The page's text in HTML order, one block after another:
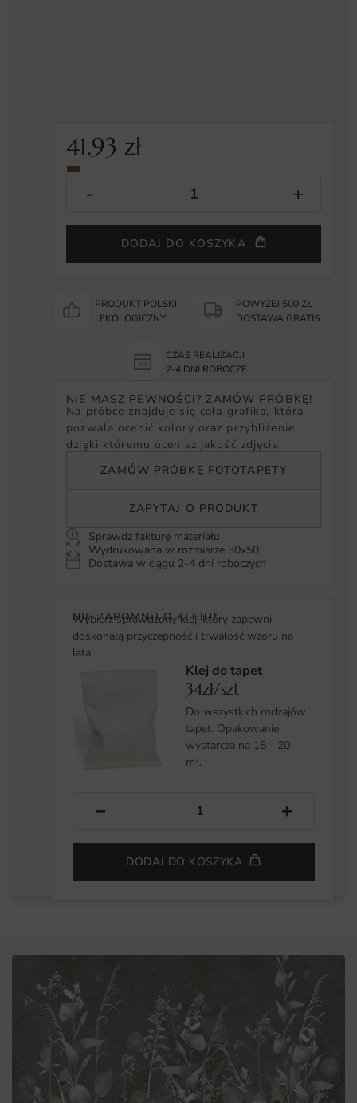
41.93zł
DODAJ DO KOSZYKA
PRODUKT POLSKI
I EKOLOGICZNY
POWYŻEJ 500 ZŁ
DOSTAWA GRATIS
CZAS REALIZACJI
2-4 DNI ROBOCZE
NIE MASZ PEWNOŚCI? ZAMÓW PRÓBKĘ!
Na próbce znajduje się cała grafika, która
pozwala ocenić kolory oraz przybliżenie,
dzięki któremu ocenisz jakość zdjęcia.
ZAMÓW PRÓBKĘ FOTOTAPETY
ZAPYTAJ O PRODUKT
Sprawdź fakturę materiału
Wydrukowana w rozmiarze 30x50
Dostawa w ciągu 2-4 dni roboczych
NIE ZAPOMNIJ O KLEJU!
Wybierz sprawdzony klej, który zapewni
doskonałą przyczepność i trwałość wzoru na
lata.
Klej do tapet
34zł/szt
Do wszystkich rodzajów
tapet. Opakowanie
wystarcza na 15 - 20
m².
− +
DODAJ DO KOSZYKA